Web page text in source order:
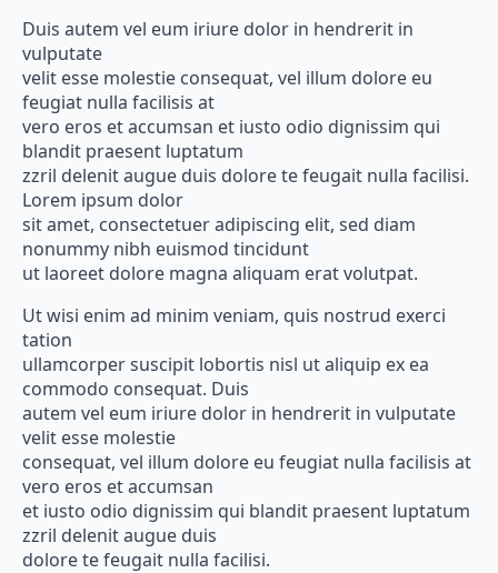
Duis autem vel eum iriure dolor in hendrerit in
vulputate
velit esse molestie consequat, vel illum dolore eu
feugiat nulla facilisis at
vero eros et accumsan et iusto odio dignissim qui
blandit praesent luptatum
zzril delenit augue duis dolore te feugait nulla facilisi.
Lorem ipsum dolor
sit amet, consectetuer adipiscing elit, sed diam
nonummy nibh euismod tincidunt
ut laoreet dolore magna aliquam erat volutpat.
Ut wisi enim ad minim veniam, quis nostrud exerci
tation
ullamcorper suscipit lobortis nisl ut aliquip ex ea
commodo consequat. Duis
autem vel eum iriure dolor in hendrerit in vulputate
velit esse molestie
consequat, vel illum dolore eu feugiat nulla facilisis at
vero eros et accumsan
et iusto odio dignissim qui blandit praesent luptatum
zzril delenit augue duis
dolore te feugait nulla facilisi.